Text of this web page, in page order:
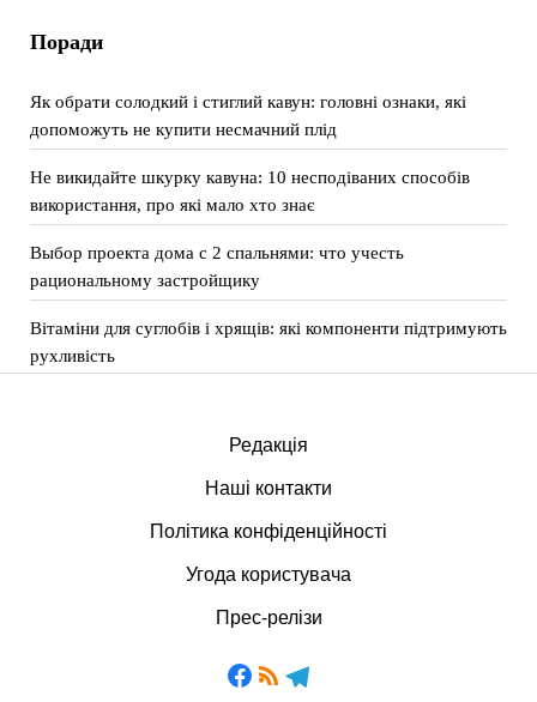
Поради
Як обрати солодкий і стиглий кавун: головні ознаки, які
допоможуть не купити несмачний плід
Не викидайте шкурку кавуна: 10 несподіваних способів
використання, про які мало хто знає
Выбор проекта дома с 2 спальнями: что учесть
рациональному застройщику
Вітаміни для суглобів і хрящів: які компоненти підтримують
рухливість
Редакція
Наші контакти
Політика конфіденційності
Угода користувача
Прес-релізи